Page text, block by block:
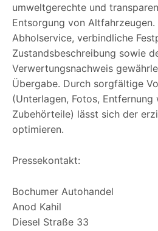
umweltgerechte und
Entsorgung von Altfahrzeugen.
Abholservice, verbindliche
Zustandsbeschreibung sowie
Verwertungsnachweis
Übergabe. Durch sorgfältige
(Unterlagen, Fotos,
Zubehörteile) lässt sich der
optimieren.
Pressekontakt:
Bochumer Autohandel
Anod Kahil
Diesel Straße 33